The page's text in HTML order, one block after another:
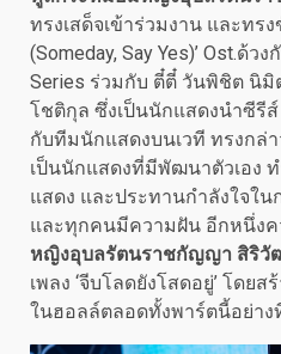
ทรงเสด็จเข้าร่วมงาน และทรง
(Someday, Say Yes)’ Ost.ด้วง
Series ร่วมกับ ตี๋ตี๋ วันพิชิต นิ
โชติกุล ซึ่งเป็นนักแสดงนำซีรี
กับทีมนักแสดงบนเวที ทรงกล่
เป็นนักแสดงที่มีพัฒนาตัวเอง
แสดง และประทานกำลังใจใน
และทุกคนมีความฝัน อีกหนึ่งค
หญิงอุบลรัตนราชกัญญา สิริวั
เพลง ‘จีบโลดยังโสดอยู่’ โดย
ในฮอลล์ตลอดทั้งพาร์ตนี้อย่าง